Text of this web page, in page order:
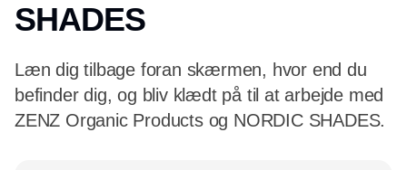
SHADES
Læn dig tilbage foran skærmen, hvor end du
befinder dig, og bliv klædt på til at arbejde med
ZENZ Organic Products og NORDIC SHADES.